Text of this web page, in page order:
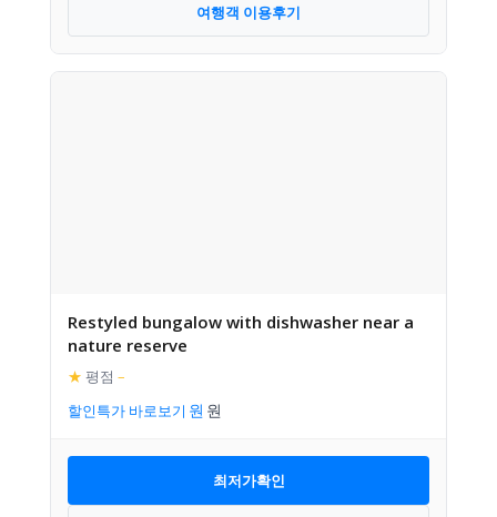
여행객 이용후기
Restyled bungalow with dishwasher near a
nature reserve
★ 평점 –
할인특가 바로보기
최저가확인